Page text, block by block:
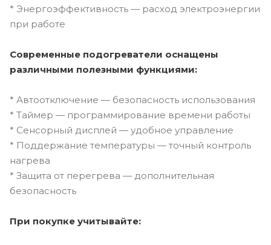
* Энергоэффективность — расход электроэнергии
при работе
Современные подогреватели оснащены
различными полезными функциями:
* Автоотключение — безопасность использования
* Таймер — программирование времени работы
* Сенсорный дисплей — удобное управление
* Поддержание температуры — точный контроль
нагрева
* Защита от перегрева — дополнительная
безопасность
При покупке учитывайте: